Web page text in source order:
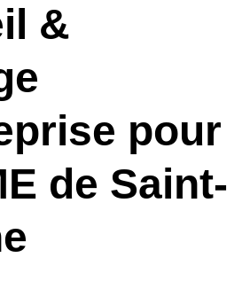
&
pour
de Saint-